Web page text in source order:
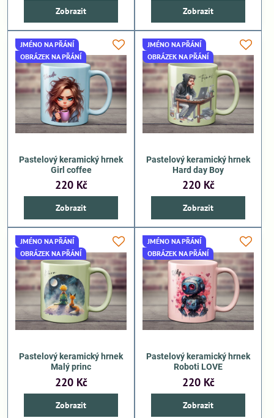
Zobrazit Zobrazit
JMÉNO NA PŘÁNÍ
OBRÁZEK NA PŘÁNÍ
Pastelový keramický hrnek
Girl coffee
220 Kč
Zobrazit
JMÉNO NA PŘÁNÍ
OBRÁZEK NA PŘÁNÍ
Pastelový keramický hrnek
Hard day Boy
220 Kč
Zobrazit
JMÉNO NA PŘÁNÍ
OBRÁZEK NA PŘÁNÍ
Pastelový keramický hrnek
Malý princ
220 Kč
Zobrazit
JMÉNO NA PŘÁNÍ
OBRÁZEK NA PŘÁNÍ
Pastelový keramický hrnek
Roboti LOVE
220 Kč
Zobrazit